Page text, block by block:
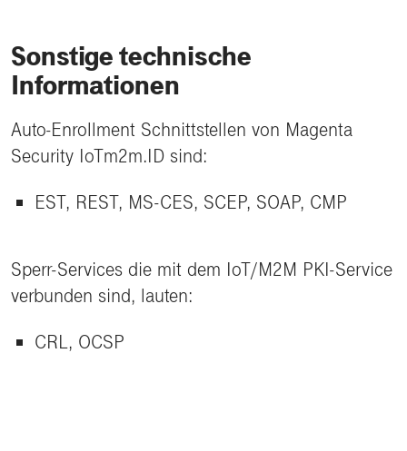
Sonstige technische
Informationen
Auto-Enrollment Schnittstellen von Magenta
Security IoTm2m.ID sind:
EST, REST, MS-CES, SCEP, SOAP, CMP
Sperr-Services die mit dem IoT/M2M PKI-Service
verbunden sind, lauten:
CRL, OCSP